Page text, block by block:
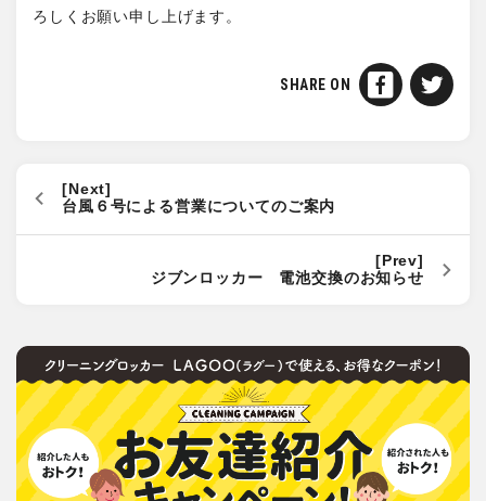
ろしくお願い申し上げます。
SHARE ON
台風６号による営業についてのご案内
ジブンロッカー 電池交換のお知らせ